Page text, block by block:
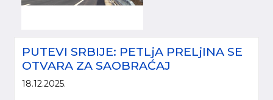
PUTEVI SRBIJE: PETLjA PRELjINA SE
OTVARA ZA SAOBRAĆAJ
18.12.2025.